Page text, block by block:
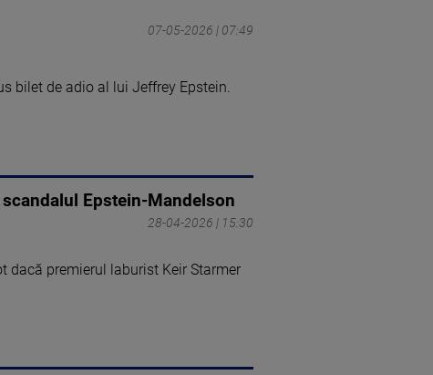
07-05-2026 | 07:49
bilet de adio al lui Jeffrey Epstein.
Epstein-Mandelson
28-04-2026 | 15:30
dacă premierul laburist Keir Starmer